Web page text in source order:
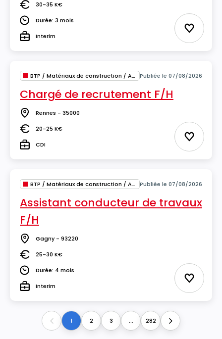
Salaire30-35 K€
DuréeDurée: 3 mois
TypeInterim Ajouter
BTP / Matériaux de construction / Architecture Publiée le 07/08/2026
Chargé de recrutement F/H
Lieu Rennes - 35000
Salaire20-25 K€
TypeCDI Ajouter
BTP / Matériaux de construction / Architecture Publiée le 07/08/2026
Assistant conducteur de travaux
F/H
Lieu Gagny - 93220
Salaire25-30 K€
DuréeDurée: 4 mois
TypeInterim Ajouter
Previous1 2 3 ... 282 Next